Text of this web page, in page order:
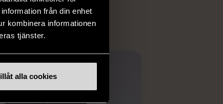
från din enhet
kombinera informationen
tjänster.
alla cookies